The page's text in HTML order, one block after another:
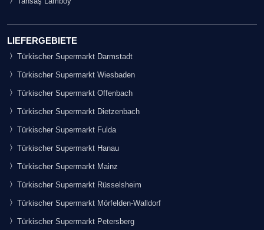
LIEFERGEBIETE
Türkischer Supermarkt Darmstadt
Türkischer Supermarkt Wiesbaden
Türkischer Supermarkt Offenbach
Türkischer Supermarkt Dietzenbach
Türkischer Supermarkt Fulda
Türkischer Supermarkt Hanau
Türkischer Supermarkt Mainz
Türkischer Supermarkt Rüsselsheim
Türkischer Supermarkt Mörfelden-Walldorf
Türkischer Supermarkt Petersberg